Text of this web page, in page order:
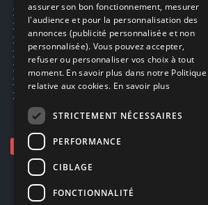
Ecogaming
Expédition & retours
Confidentialité
Conditions générales
EA Sport UFC 6
Call of Duty: Modern Warfare 4
Rachat et revente de jeux en cash
ENGLISH
assurer son bon fonctionnement, mesurer
l'audience et pour la personnalisation des
annonces (publicité personnalisée et non
personnalisée). Vous pouvez accepter,
refuser ou personnaliser vos choix à tout
moment. En savoir plus dans notre Politique
relative aux cookies. En savoir plus
STRICTEMENT NÉCESSAIRES
PERFORMANCE
CIBLAGE
FONCTIONNALITÉ